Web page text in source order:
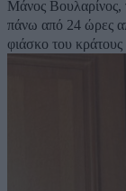
Μάνος Βουλαρίνος,
πάνω από 24 ώρες
φιάσκο του κράτους